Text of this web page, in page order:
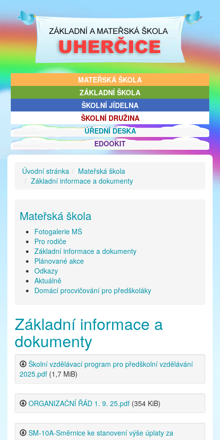
MATEŘSKÁ ŠKOLA
ZÁKLADNÍ ŠKOLA
ŠKOLNÍ JÍDELNA
ŠKOLNÍ DRUŽINA
ÚŘEDNÍ DESKA
EDOOKIT
Úvodní stránka
Mateřská škola
Základní informace a dokumenty
Mateřská škola
Fotogalerie MŠ
Pro rodiče
Základní informace a dokumenty
Plánované akce
Odkazy
Aktuálně
Domácí procvičování pro předškoláky
Základní informace a
dokumenty
Školní vzdělávací program pro předškolní vzdělávání
2025.pdf (1,7 MiB)
ORGANIZAČNÍ ŘÁD 1. 9. 25.pdf (354 KiB)
SM-10A-Směrnice ke stanovení výše úplaty za